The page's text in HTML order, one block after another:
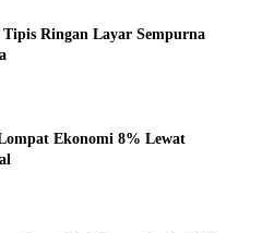
Ringan Layar Sempurna
Ekonomi 8% Lewat